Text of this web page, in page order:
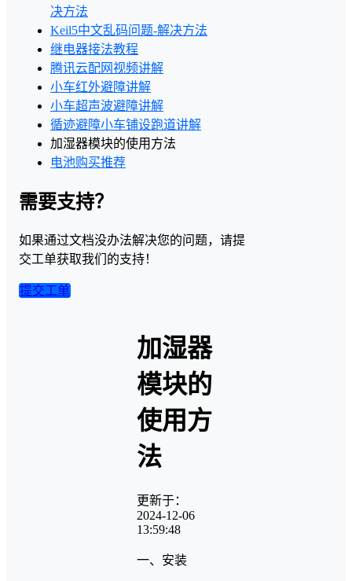
决方法
Keil5中文乱码问题-解决方法
继电器接法教程
腾讯云配网视频讲解
小车红外避障讲解
小车超声波避障讲解
循迹避障小车铺设跑道讲解
加湿器模块的使用方法
电池购买推荐
需要支持？
如果通过文档没办法解决您的问题，请提
交工单获取我们的支持！
提交工单
加湿器
模块的
使用方
法
更新于：
2024-12-06
13:59:48
一、安装